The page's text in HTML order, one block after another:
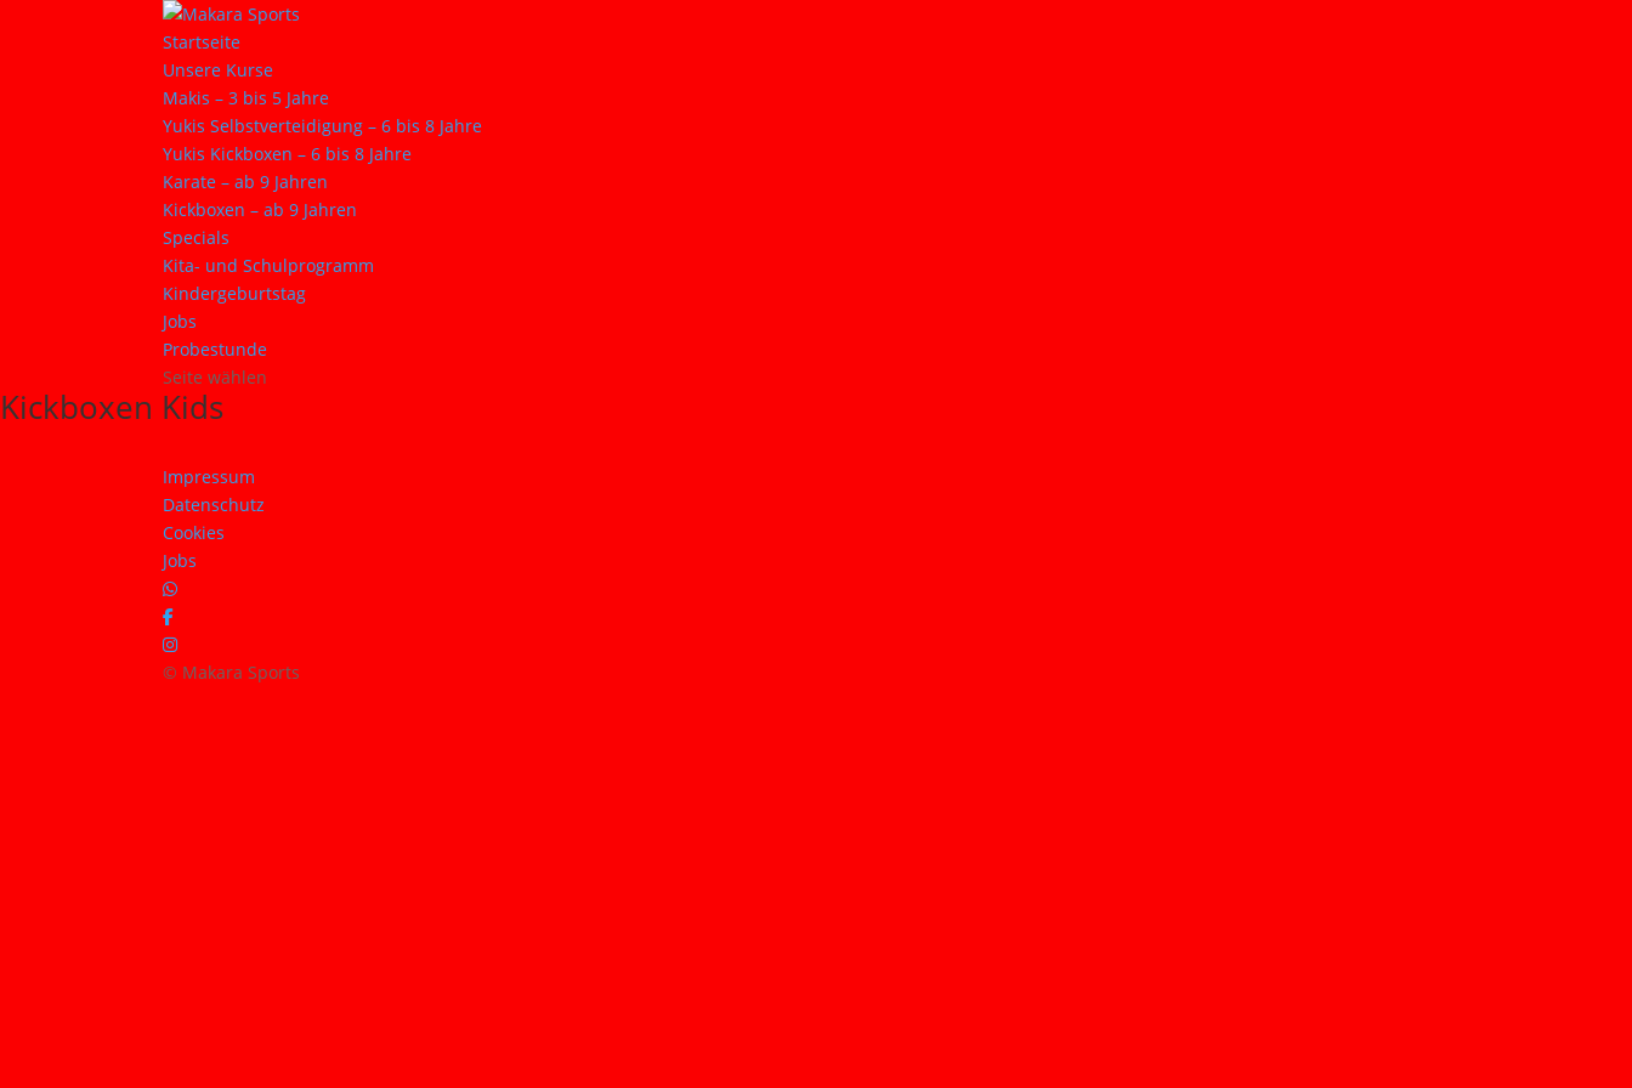
Startseite
Unsere Kurse
Makis – 3 bis 5 Jahre
Yukis Selbstverteidigung – 6 bis 8 Jahre
Yukis Kickboxen – 6 bis 8 Jahre
Karate – ab 9 Jahren
Kickboxen – ab 9 Jahren
Specials
Kita- und Schulprogramm
Kindergeburtstag
Jobs
Probestunde
Seite wählen
Kickboxen Kids
Impressum
Datenschutz
Cookies
Jobs
© Makara Sports